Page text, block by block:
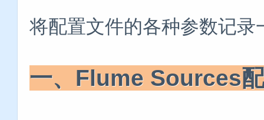
将配置文件的各种参数记录
一、Flume Sources